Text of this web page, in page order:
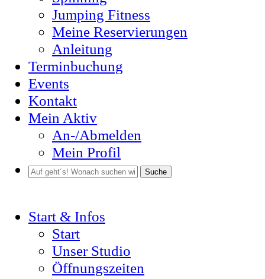
Jumping Fitness
Meine Reservierungen
Anleitung
Terminbuchung
Events
Kontakt
Mein Aktiv
An-/Abmelden
Mein Profil
Suche
Start & Infos
Start
Unser Studio
Öffnungszeiten